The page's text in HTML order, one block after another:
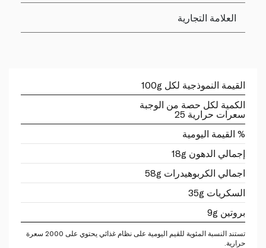
العلامة التجارية
القيمة النموذجية لكل 100g
الكمية لكل حصة من الوجبة
سعرات حرارية 25
% القيمة اليومية
إجمالي الدهون 18g
اجمالي الكربوهيدرات 58g
السكريات 35g
بروتين 9g
تستند النسبة المئوية للقيم اليومية على نظام غذائي يحتوي على 2000 سعرة
حرارية.